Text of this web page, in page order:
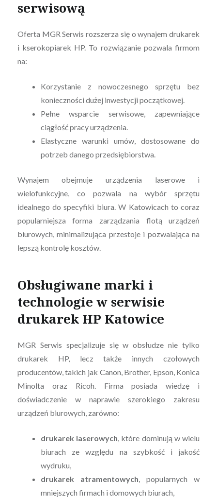
serwisową
Oferta MGR Serwis rozszerza się o wynajem drukarek
i kserokopiarek HP. To rozwiązanie pozwala firmom
na:
Korzystanie z nowoczesnego sprzętu bez
konieczności dużej inwestycji początkowej.
Pełne wsparcie serwisowe, zapewniające
ciągłość pracy urządzenia.
Elastyczne warunki umów, dostosowane do
potrzeb danego przedsiębiorstwa.
Wynajem obejmuje urządzenia laserowe i
wielofunkcyjne, co pozwala na wybór sprzętu
idealnego do specyfiki biura. W Katowicach to coraz
popularniejsza forma zarządzania flotą urządzeń
biurowych, minimalizująca przestoje i pozwalająca na
lepszą kontrolę kosztów.
Obsługiwane marki i
technologie w serwisie
drukarek HP Katowice
MGR Serwis specjalizuje się w obsłudze nie tylko
drukarek HP, lecz także innych czołowych
producentów, takich jak Canon, Brother, Epson, Konica
Minolta oraz Ricoh. Firma posiada wiedzę i
doświadczenie w naprawie szerokiego zakresu
urządzeń biurowych, zarówno:
drukarek laserowych , które dominują w wielu
biurach ze względu na szybkość i jakość
wydruku,
drukarek atramentowych , popularnych w
mniejszych firmach i domowych biurach,